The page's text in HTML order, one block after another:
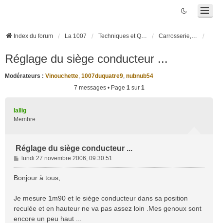
Index du forum La 1007 Techniques et Questions Carrosserie, électronique véhicule et habitacle
Réglage du siège conducteur ...
Modérateurs : Vinouchette, 1007duquatre9, nubnub54
7 messages • Page 1sur 1
lallig
Membre
Réglage du siège conducteur ...
M
e
s
g
e
lundi 27 novembre 2006, 09:30:51
Bonjour à tous,
Je mesure 1m90 et le siège conducteur dans sa position
reculée et en hauteur ne va pas assez loin .Mes genoux sont
encore un peu haut ...